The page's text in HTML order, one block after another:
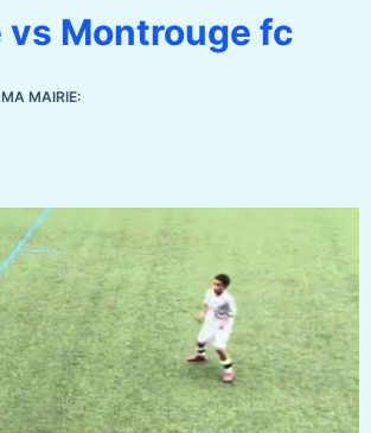
Montrouge fc
MAIRIE: